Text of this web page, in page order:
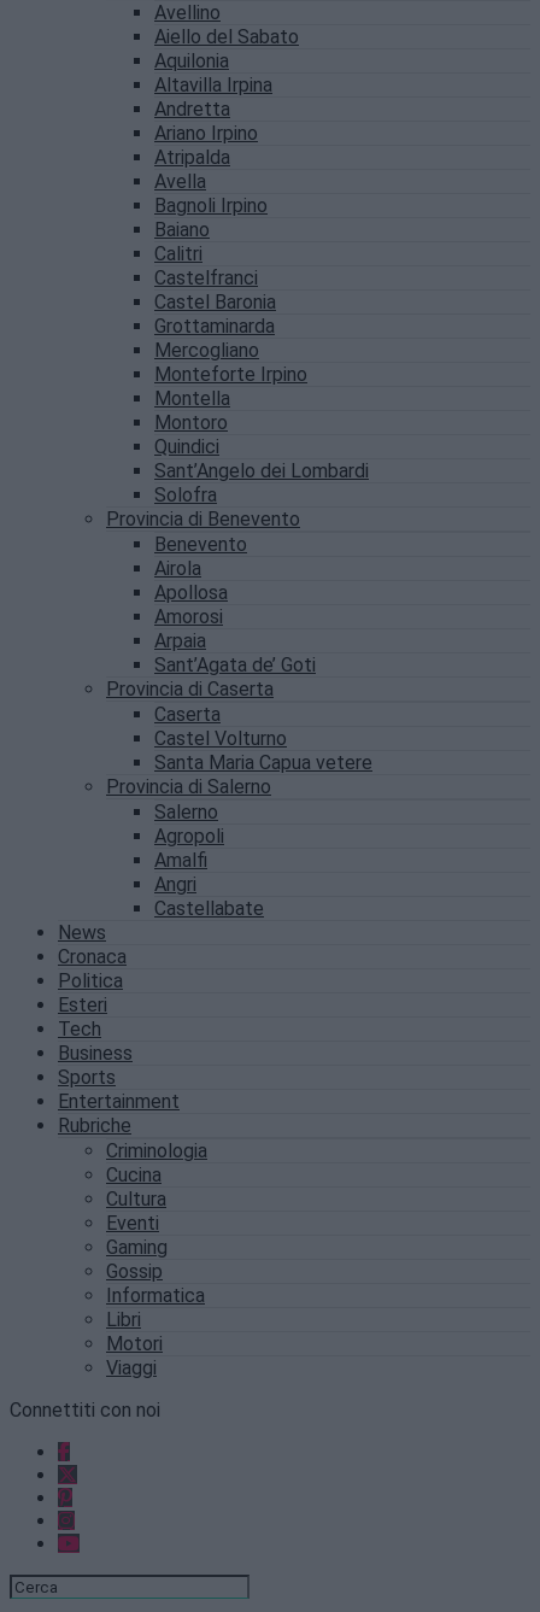
Avellino
Aiello del Sabato
Aquilonia
Altavilla Irpina
Andretta
Ariano Irpino
Atripalda
Avella
Bagnoli Irpino
Baiano
Calitri
Castelfranci
Castel Baronia
Grottaminarda
Mercogliano
Monteforte Irpino
Montella
Montoro
Quindici
Sant’Angelo dei Lombardi
Solofra
Provincia di Benevento
Benevento
Airola
Apollosa
Amorosi
Arpaia
Sant’Agata de’ Goti
Provincia di Caserta
Caserta
Castel Volturno
Santa Maria Capua vetere
Provincia di Salerno
Salerno
Agropoli
Amalfi
Angri
Castellabate
News
Cronaca
Politica
Esteri
Tech
Business
Sports
Entertainment
Rubriche
Criminologia
Cucina
Cultura
Eventi
Gaming
Gossip
Informatica
Libri
Motori
Viaggi
Connettiti con noi